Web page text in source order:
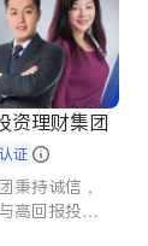
资理财集团
证
秉持诚信，
高回报投资